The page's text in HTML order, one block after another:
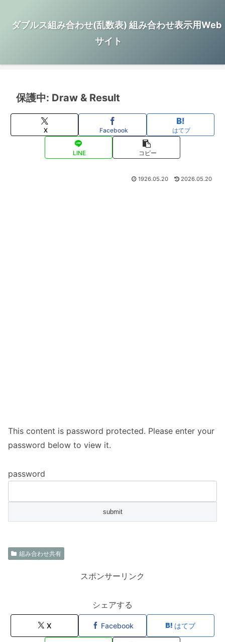
ダブルス組み合わせ(乱数表) 組み合わせ表示用Web
サイト
保護中: Draw & Result
X Facebook はてブ
LINE コピー
1926.05.20 2026.05.20
This content is password protected. Please enter your
password below to view it.
password
組み合わせ共有
スポンサーリンク
シェアする
X Facebook はてブ